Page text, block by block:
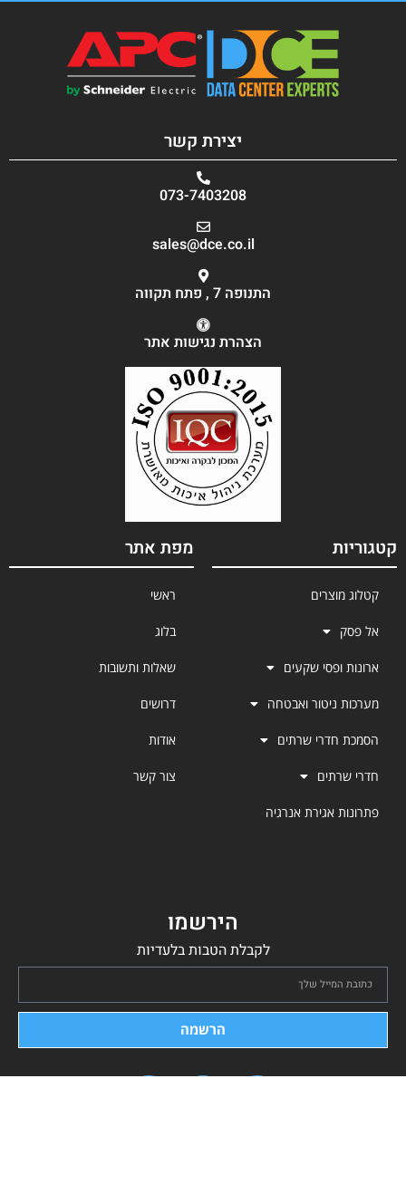
יצירת קשר
073-7403208
sales@dce.co.il
התנופה 7 , פתח תקווה
הצהרת נגישות אתר
קטגוריות
קטלוג מוצרים
אל פסק
ארונות ופסי שקעים
מערכות ניטור ואבטחה
הסמכת חדרי שרתים
חדרי שרתים
פתרונות אגירת אנרגיה
מפת אתר
ראשי
בלוג
שאלות ותשובות
דרושים
אודות
צור קשר
הירשמו
לקבלת הטבות בלעדיות
הרשמה